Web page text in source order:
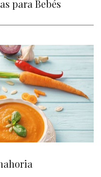
para Bebés